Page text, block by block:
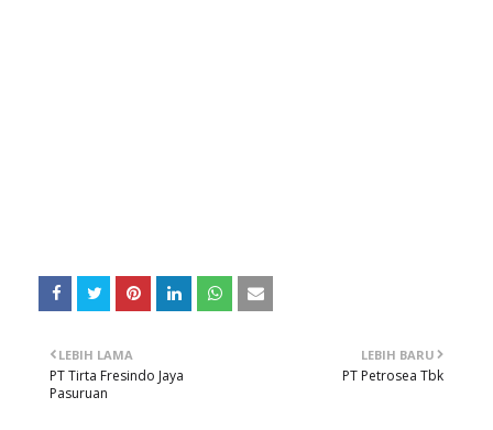
LEBIH BARU
PT Petrosea Tbk
LEBIH LAMA
PT Tirta Fresindo Jaya
Pasuruan